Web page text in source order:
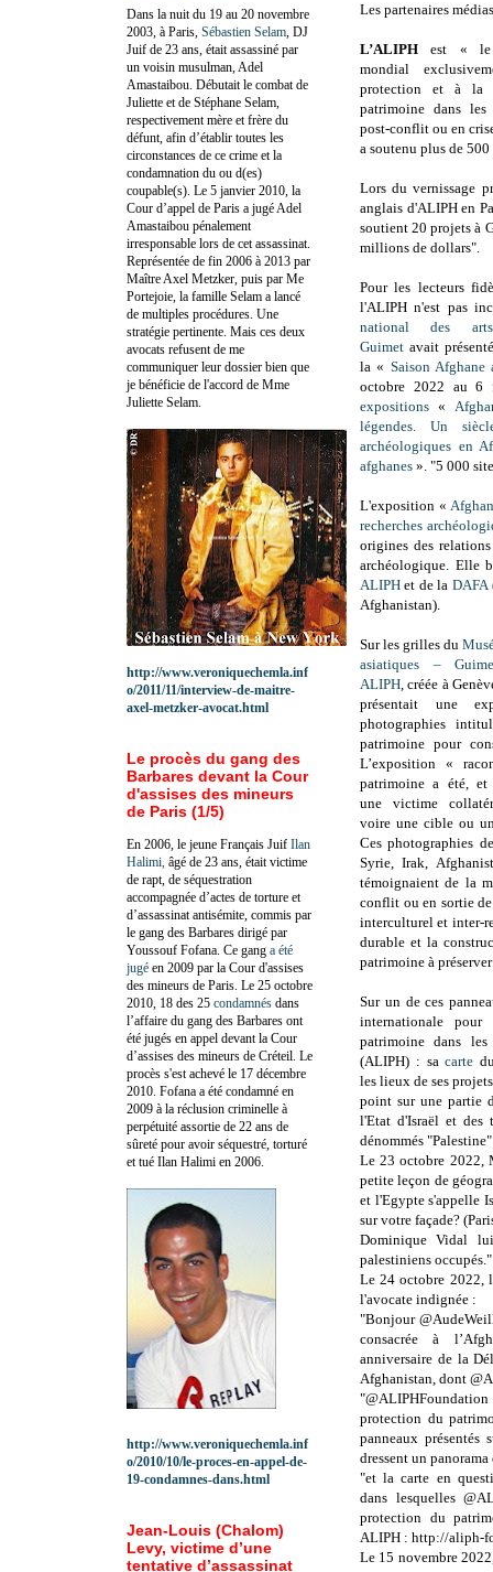
Les partenaires
L’ALIPHest « le
mondial
protection et à la
patrimoine dans
post-conflit ou en
a soutenu plus de
Lors du vernissage
anglais d'ALIPH en
soutient 20 projets à
millions de dollars".
Pour les lecteurs
l'ALIPH n'est pas
national des
Guimet avait
la « Saison
octobre 2022 au 6
expositions «
légendes.Un
archéologiques en
afghanes ». "5 000
L'exposition «
recherches
origines des
archéologique. Elle
ALIPH et de la DAFA
Afghanistan).
Sur les grilles du
asiatiques –
ALIPH, créée à
présentait une
photographies
patrimoine pour
L’exposition «
patrimoine a été, et
une victime
voire une cible ou
Ces photographies
Syrie, Irak,
témoignaient de la
conflit ou en sortie
interculturel et inter-
durable et la
patrimoine à
Sur un de ces
internationale
patrimoine dans
(ALIPH) : sacarte
les lieux de ses
point sur une partie
l'Etat d'Israël et des
dénommés
Le 23 octobre 2022,
petite leçon de
et l'Egypte s'appelle
sur votre façade?
Dominique Vidal
palestiniens occupés."
Le 24 octobre 2022,
l'avocate indignée :
"Bonjour
consacrée à
anniversaire de la
Afghanistan, dont
protection du
panneaux présentés
dressent un
"et la carte en
dans lesquelles
protection du
ALIPH : http://aliph-
Le 15 novembre
Dans la nuit du 19 au 20 novembre
2003, à Paris, Sébastien Selam , DJ
Juif de 23 ans, était assassiné par
un voisin musulman, Adel
Amastaibou. Débutait le combat de
Juliette et de Stéphane Selam,
respectivement mère et frère du
défunt, afin d’établir toutes les
circonstances de ce crime et la
condamnation du ou d(es)
coupable(s). Le 5 janvier 2010, la
Cour d’appel de Paris a jugé Adel
Amastaibou pénalement
irresponsable lors de cet assassinat.
Représentée de fin 2006 à 2013 par
Maître Axel Metzker, puis par Me
Portejoie, la famille Selam a lancé
de multiples procédures. Une
stratégie pertinente. Mais ces deux
avocats refusent de me
communiquer leur dossier bien que
je bénéficie de l'accord de Mme
Juliette Selam.
http://www.veroniquechemla.inf
o/2011/11/interview-de-maitre-
axel-metzker-avocat.html
Le procès du gang des
Barbares devant la Cour
d'assises des mineurs
de Paris (1/5)
En 2006, le jeune Français Juif Ilan
Halimi, âgé de 23 ans, était victime
de rapt, de séquestration
accompagnée d’actes de torture et
d’assassinat antisémite, commis par
le gang des Barbares dirigé par
Youssouf Fofana. Ce gang a été
jugé en 2009 par la Cour d'assises
des mineurs de Paris. Le 25 octobre
2010, 18 des 25 condamnés dans
l’affaire du gang des Barbares ont
été jugés en appel devant la Cour
d’assises des mineurs de Créteil. Le
procès s'est achevé le 17 décembre
2010. Fofana a été condamné en
2009 à la réclusion criminelle à
perpétuité assortie de 22 ans de
sûreté pour avoir séquestré, torturé
et tué Ilan Halimi en 2006.
http://www.veroniquechemla.inf
o/2010/10/le-proces-en-appel-de-
19-condamnes-dans.html
Jean-Louis (Chalom)
Levy, victime d’une
tentative d’assassinat